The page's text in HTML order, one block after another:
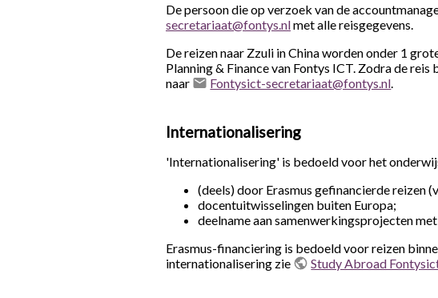
De persoon die op verzoek van de
secretariaat@fontys.nlmet alle reisgegevens.
De reizen naar Zzuli in China worden onder 1
Planning & Finance van Fontys ICT. Zodra de
naar
Fontysict-secretariaat@fontys.nl.
Internationalisering
'Internationalisering' is bedoeld voor het
(deels) door Erasmus gefinancierde reizen
docentuitwisselingen buiten Europa;
deelname aan samenwerkingsprojecten
Erasmus-financiering is bedoeld voor reizen
internationalisering zie
Study Abroad